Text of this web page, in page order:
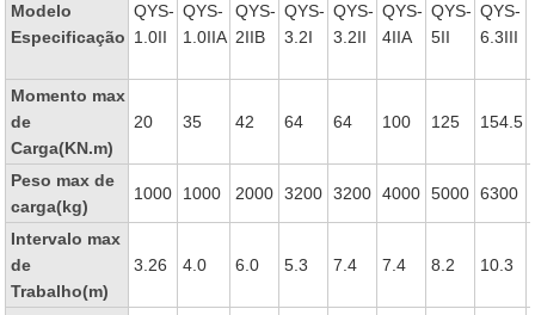
Modelo
Especificação
QYS-
1.0II
QYS-
1.0IIA
QYS-
2IIB
QYS-
3.2I
QYS-
3.2II
QYS-
4IIA
QYS-
5II
QYS-
6.3III
Momento max
de
Carga(KN.m)
20 35 42 64 64 100 125 154.5
Peso max de
carga(kg)
1000 1000 2000 3200 3200 4000 5000 6300
Intervalo max
de
Trabalho(m)
3.26 4.0 6.0 5.3 7.4 7.4 8.2 10.3